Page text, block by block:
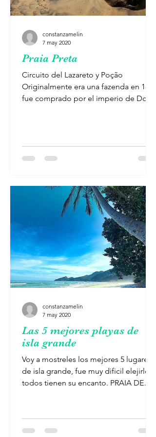
Praia Preta
Circuito del Lazareto y Poção
Originalmente era una fazenda en 1884
fue comprado por el imperio de Don
constanzamelin
7 may 2020
Las 5 mejores playas de
isla grande
Voy a mostreles los mejores 5 lugares
de isla grande, fue muy dificil elejirlos
todos tienen su encanto. PRAIA DE
constanzamelin
7 may 2020